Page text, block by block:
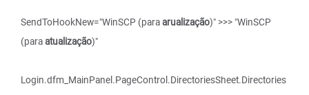
SendToHookNew="WinSCP (paraarualização)" >>> "WinSCP
(paraatualização)"
Login.dfm_MainPanel.PageControl.DirectoriesSheet.Directories